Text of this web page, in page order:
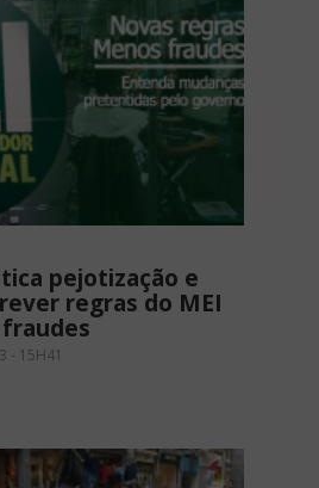
pejotização e
regras do MEI
- 15H41